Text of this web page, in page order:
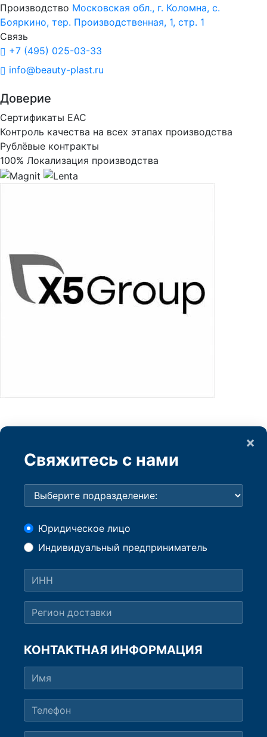
Производство Московская обл., г. Коломна, с.
Бояркино, тер. Производственная, 1, стр. 1
Связь
+7 (495) 025-03-33
info@beauty-plast.ru
Доверие
Сертификаты ЕАС
Контроль качества на всех этапах производства
Рублёвые контракты
100% Локализация производства
×
Свяжитесь с нами
Юридическое лицо
Индивидуальный предприниматель
КОНТАКТНАЯ ИНФОРМАЦИЯ